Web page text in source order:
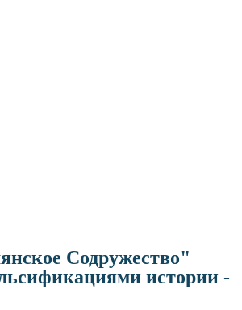
Содружество"
истории -